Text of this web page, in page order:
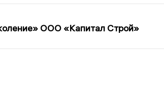
ООО «Капитал Строй»